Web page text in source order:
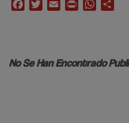
FacebookTwitterEmail Print
No Se Han Encontrado